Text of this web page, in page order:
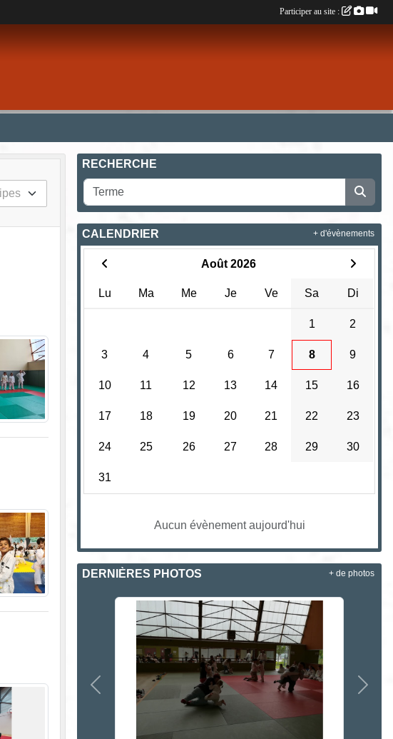
RECHERCHE
CALENDRIER
Août 2026
Lu Ma Me Je Ve Sa Di
1 2
3 4 5 6 7 8 9
10 11 12 13 14 15 16
17 18 19 20 21 22 23
24 25 26 27 28 29 30
31
Aucun évènement aujourd'hui
+ d'évènements
DERNIÈRES PHOTOS
Précedent
+ de photos
Participer au site :